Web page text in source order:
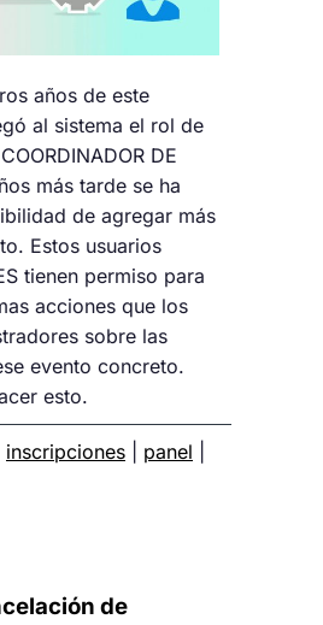
años de este
al sistema el rol de
DE
más tarde se ha
de agregar más
Estos usuarios
tienen permiso para
acciones que los
sobre las
evento concreto.
esto.
inscripciones panel
de